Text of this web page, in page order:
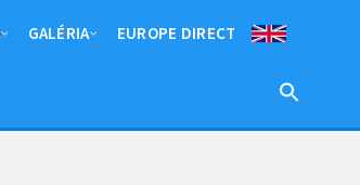
GALÉRIA EUROPE DIRECT